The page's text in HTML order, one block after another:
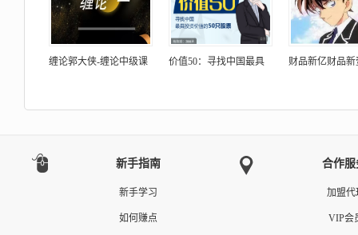
缠论郭大侠-缠论中级课 价值50：寻找中国最具 财品新亿财品新
新手指南
新手学习
如何赚点
合作服
加盟代
VIP会